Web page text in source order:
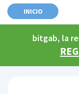
INICIO
bitgab, la